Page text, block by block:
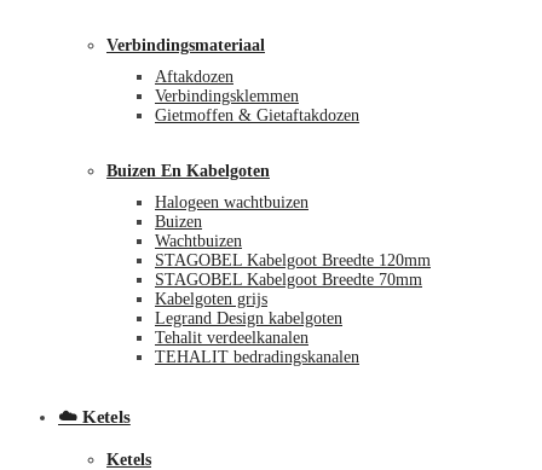
Verbindingsmateriaal
Aftakdozen
Verbindingsklemmen
Gietmoffen & Gietaftakdozen
Buizen En Kabelgoten
Halogeen wachtbuizen
Buizen
Wachtbuizen
STAGOBEL Kabelgoot Breedte 120mm
STAGOBEL Kabelgoot Breedte 70mm
Kabelgoten grijs
Legrand Design kabelgoten
Tehalit verdeelkanalen
TEHALIT bedradingskanalen
☁️ Ketels
Ketels